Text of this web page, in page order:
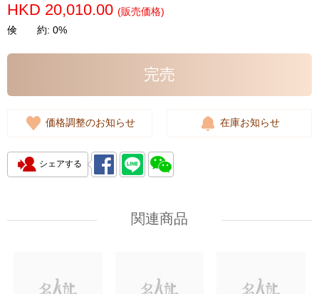
HKD 20,010.00 (販売価格)
倹 約: 0%
完売
価格調整のお知らせ 在庫お知らせ
シェアする
関連商品